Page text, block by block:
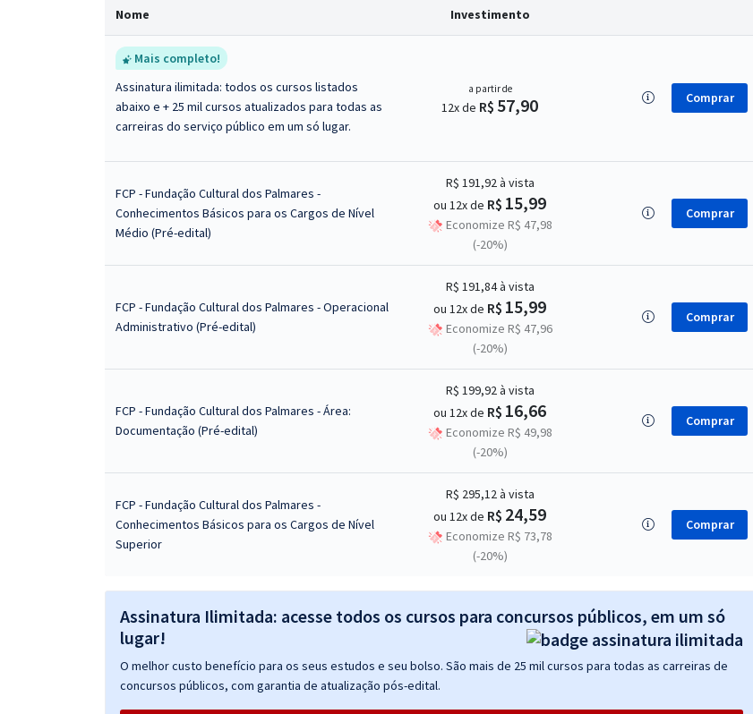
Nome Investimento
Mais completo!
Assinatura ilimitada: todos os cursos listados
abaixo e + 25 mil cursos atualizados para todas as
carreiras do serviço público em um só lugar.
a partir de
12x de R$ 57,90 Comprar
FCP - Fundação Cultural dos Palmares -
Conhecimentos Básicos para os Cargos de Nível
Médio (Pré-edital)
R$ 191,92à vista
ou 12x de R$ 15,99
Economize R$ 47,98
(-20%)
Comprar
FCP - Fundação Cultural dos Palmares - Operacional
Administrativo (Pré-edital)
R$ 191,84à vista
ou 12x de R$ 15,99
Economize R$ 47,96
(-20%)
Comprar
FCP - Fundação Cultural dos Palmares - Área:
Documentação (Pré-edital)
R$ 199,92à vista
ou 12x de R$ 16,66
Economize R$ 49,98
(-20%)
Comprar
FCP - Fundação Cultural dos Palmares -
Conhecimentos Básicos para os Cargos de Nível
Superior
R$ 295,12à vista
ou 12x de R$ 24,59
Economize R$ 73,78
(-20%)
Comprar
Assinatura Ilimitada: acesse todos os cursos para concursos públicos, em um só
lugar!
O melhor custo benefício para os seus estudos e seu bolso. São mais de 25 mil cursos para todas as carreiras de
concursos públicos, com garantia de atualização pós-edital.